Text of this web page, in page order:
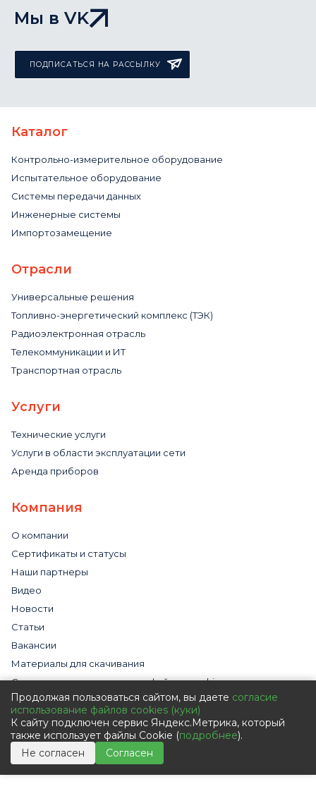
Мы в VK
ПОДПИСАТЬСЯ НА РАССЫЛКУ
Каталог
Контрольно-измерительное оборудование
Испытательное оборудование
Системы передачи данных
Инженерные системы
Импортозамещение
Отрасли
Универсальные решения
Топливно-энергетический комплекс (ТЭК)
Радиоэлектронная отрасль
Телекоммуникации и ИТ
Транспортная отрасль
Услуги
Технические услуги
Услуги в области эксплуатации сети
Аренда приборов
Компания
О компании
Сертификаты и статусы
Наши партнеры
Видео
Новости
Статьи
Вакансии
Материалы для скачивания
Cогласие на использование файлов cookies
Обработка персональных данных с помощью сервиса
«Яндекс.Метрика»
Политика в отношении обработки персональных данных
Пользовательское соглашение
Согласие на обработку персональных данных
Продолжая пользоваться сайтом, вы даете согласие
использование файлов cookies (куки)
К сайту подключен сервис Яндекс.Метрика, который
также использует файлы Cookie (подробнее).
Не согласен
Согласен